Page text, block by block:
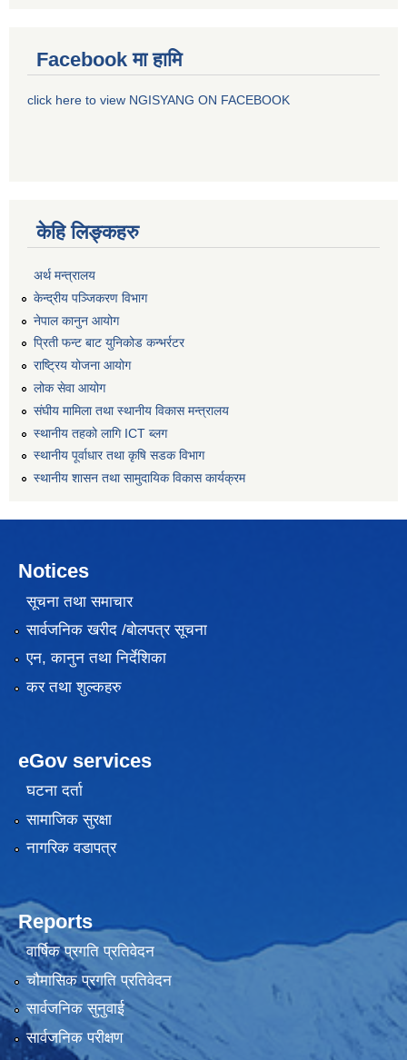
Facebook मा हामि
click here to view NGISYANG ON FACEBOOK
केहि लिङ्कहरु
अर्थ मन्त्रालय
केन्द्रीय पञ्जिकरण विभाग
नेपाल कानुन आयोग
प्रिती फन्ट बाट युनिकोड कन्भर्रटर
राष्ट्रिय योजना आयोग
लोक सेवा आयोग
संघीय मामिला तथा स्थानीय विकास मन्त्रालय
स्थानीय तहको लागि ICT ब्लग
स्थानीय पूर्वाधार तथा कृषि सडक विभाग
स्थानीय शासन तथा सामुदायिक विकास कार्यक्रम
Notices
सूचना तथा समाचार
सार्वजनिक खरीद /बोलपत्र सूचना
एन, कानुन तथा निर्देशिका
कर तथा शुल्कहरु
eGov services
घटना दर्ता
सामाजिक सुरक्षा
नागरिक वडापत्र
Reports
वार्षिक प्रगति प्रतिवेदन
चौमासिक प्रगति प्रतिवेदन
सार्वजनिक सुनुवाई
सार्वजनिक परीक्षण